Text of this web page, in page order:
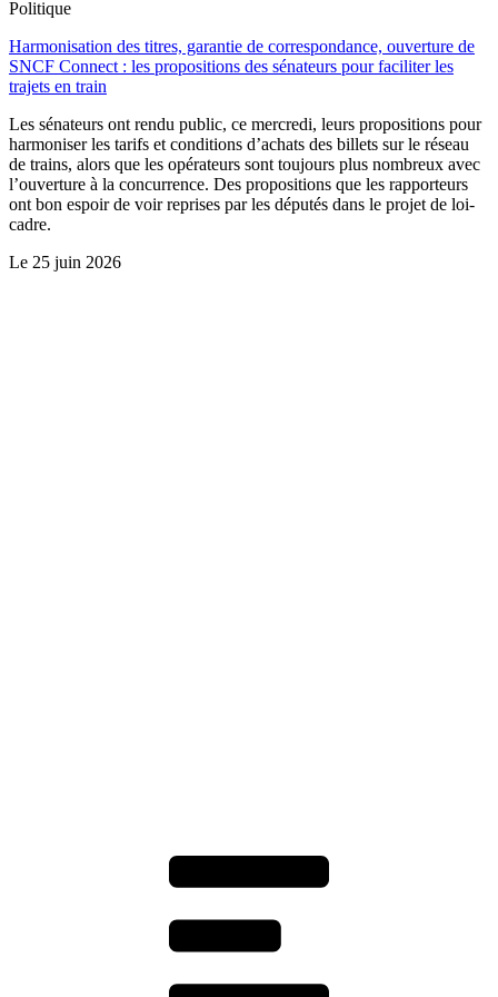
Politique
Harmonisation des titres, garantie de correspondance, ouverture de
SNCF Connect : les propositions des sénateurs pour faciliter les
trajets en train
Les sénateurs ont rendu public, ce mercredi, leurs propositions pour
harmoniser les tarifs et conditions d’achats des billets sur le réseau
de trains, alors que les opérateurs sont toujours plus nombreux avec
l’ouverture à la concurrence. Des propositions que les rapporteurs
ont bon espoir de voir reprises par les députés dans le projet de loi-
cadre.
Le 25 juin 2026